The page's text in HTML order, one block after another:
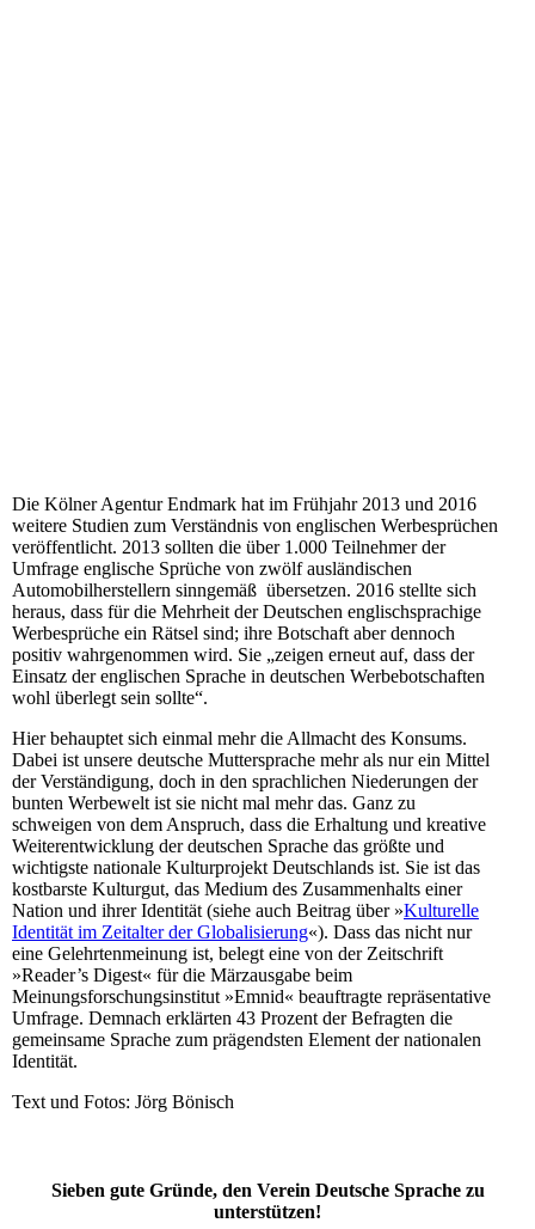
Die Kölner Agentur Endmark hat im Frühjahr 2013 und 2016
weitere Studien zum Verständnis von englischen Werbesprüchen
veröffentlicht. 2013 sollten die über 1.000 Teilnehmer der
Umfrage englische Sprüche von zwölf ausländischen
Automobilherstellern sinngemäß übersetzen. 2016 stellte sich
heraus, dass für die Mehrheit der Deutschen englischsprachige
Werbesprüche ein Rätsel sind; ihre Botschaft aber dennoch
positiv wahrgenommen wird. Sie „zeigen erneut auf, dass der
Einsatz der englischen Sprache in deutschen Werbebotschaften
wohl überlegt sein sollte“.
Hier behauptet sich einmal mehr die Allmacht des Konsums.
Dabei ist unsere deutsche Muttersprache mehr als nur ein Mittel
der Verständigung, doch in den sprachlichen Niederungen der
bunten Werbewelt ist sie nicht mal mehr das. Ganz zu
schweigen von dem Anspruch, dass die Erhaltung und kreative
Weiterentwicklung der deutschen Sprache das größte und
wichtigste nationale Kulturprojekt Deutschlands ist. Sie ist das
kostbarste Kulturgut, das Medium des Zusammenhalts einer
Nation und ihrer Identität (siehe auch Beitrag über »Kulturelle
Identität im Zeitalter der Globalisierung«). Dass das nicht nur
eine Gelehrtenmeinung ist, belegt eine von der Zeitschrift
»Reader’s Digest« für die Märzausgabe beim
Meinungsforschungsinstitut »Emnid« beauftragte repräsentative
Umfrage. Demnach erklärten 43 Prozent der Befragten die
gemeinsame Sprache zum prägendsten Element der nationalen
Identität.
Text und Fotos: Jörg Bönisch
Sieben gute Gründe, den Verein Deutsche Sprache zu
unterstützen!